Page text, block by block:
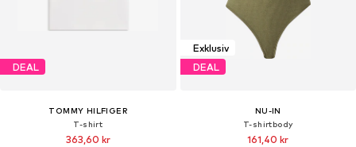
DEAL
TOMMY HILFIGER
T-shirt
363,60 kr
Exklusiv
DEAL
NU-IN
T-shirtbody
161,40 kr